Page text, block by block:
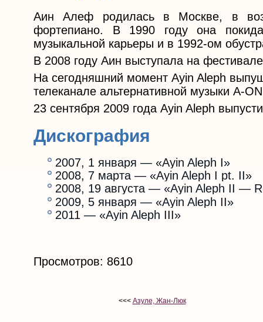
Аин Алеф родилась в Москве, в
фортепиано. В 1990 году она
музыкальной карьеры и в 1992-ом
В 2008 году Аин выступала на
На сегодняшний момент Ayin Aleph
телеканале альтернативной музыки A-
23 сентября 2009 года Ayin Aleph
Дискография
2007, 1 января — «Ayin Aleph I»
2008, 7 марта — «Ayin Aleph I pt. II»
2008, 19 августа — «Ayin Aleph II —
2009, 5 января — «Ayin Aleph II»
2011 — «Ayin Aleph III»
Просмотров: 8610
<<< Азуле, Жан-Люк